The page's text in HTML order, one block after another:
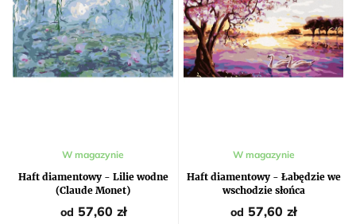
Haft diamentowy - Lilie wodne
(Claude Monet)
Średnia
ocena
produktu
wynosi
5,0
na
5
W magazynie
od 57,60 zł
Haft diamentowy - Łabędzie we
wschodzie słońca
Średnia
ocena
produktu
wynosi
5,0
na
5
W magazynie
od 57,60 zł